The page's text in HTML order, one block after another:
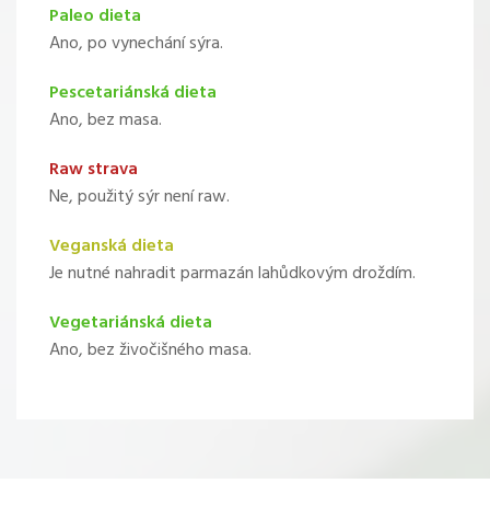
Paleo dieta
Ano, po vynechání sýra.
Pescetariánská dieta
Ano, bez masa.
Raw strava
Ne, použitý sýr není raw.
Veganská dieta
Je nutné nahradit parmazán lahůdkovým droždím.
Vegetariánská dieta
Ano, bez živočišného masa.